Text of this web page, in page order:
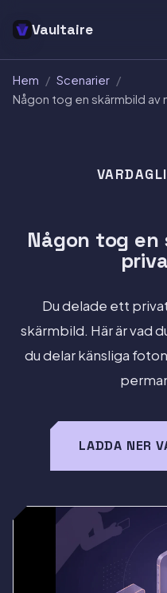
Vaultaire
Hem / Scenarier /
Någon tog en skärmbild
Någon tog en
Du delade ett
skärmbild. Här är vad
du delar känsliga
LADDA NER